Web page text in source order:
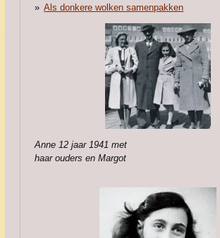
Als donkere wolken samenpakken
Anne 12 jaar 1941 met
haar ouders en Margot